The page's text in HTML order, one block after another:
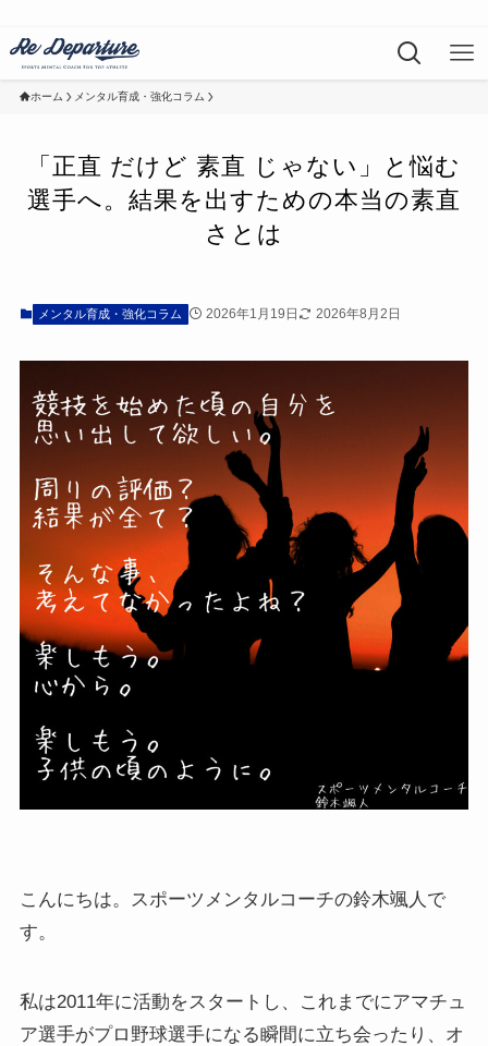
ホーム メンタル育成・強化コラム
「正直 だけど 素直 じゃない」と悩む
選手へ。結果を出すための本当の素直
さとは
メンタル育成・強化コラム 2026年1月19日 2026年8月2日
こんにちは。スポーツメンタルコーチの鈴木颯人で
す。
私は2011年に活動をスタートし、これまでにアマチュ
ア選手がプロ野球選手になる瞬間に立ち会ったり、オ